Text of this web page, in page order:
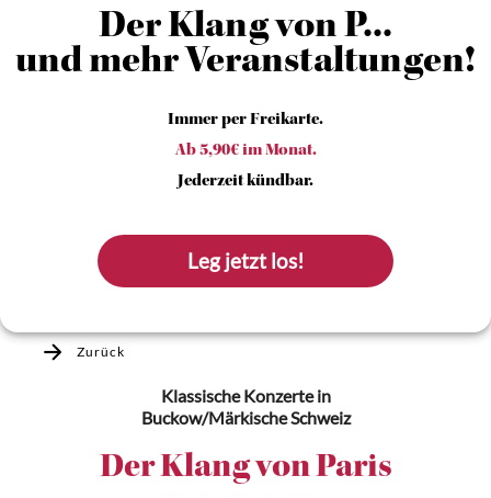
Der Klang von P...
und mehr Veranstaltungen!
Immer per Freikarte.
Ab 5,90€ im Monat.
Jederzeit kündbar.
Leg jetzt los!
Zurück
Klassische Konzertein
Buckow/Märkische Schweiz
Der Klang von Paris